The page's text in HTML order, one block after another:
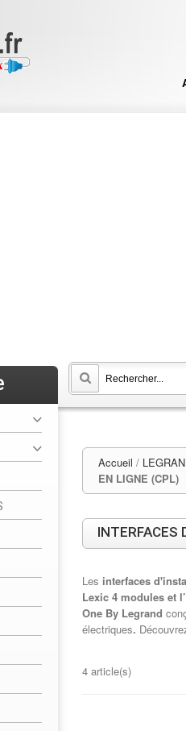
Accueil /
EN LIGNE (CPL)
INTERFACES
Les interfaces
Lexic 4 modules et
One By Legrand
électriques.
4 article(s)